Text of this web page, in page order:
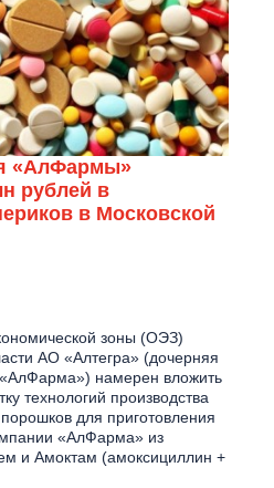
«АлФармы»
рублей в
в Московской
зоны (ОЭЗ)
АО «Алтегра» (дочерняя
намерен вложить
технологий производства
для приготовления
«АлФарма» из
и Амоктам (амоксициллин +